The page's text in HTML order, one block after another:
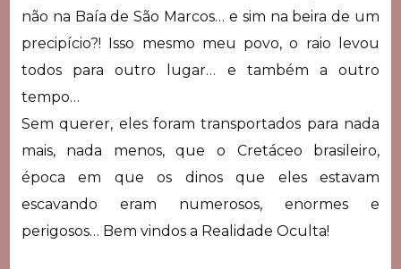
não na Baía de São Marcos… e sim na beira de um
precipício?! Isso mesmo meu povo, o raio levou
todos para outro lugar… e também a outro
tempo…
Sem querer, eles foram transportados para nada
mais, nada menos, que o Cretáceo brasileiro,
época em que os dinos que eles estavam
escavando eram numerosos, enormes e
perigosos… Bem vindos a Realidade Oculta!